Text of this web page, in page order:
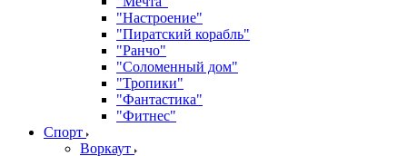
"Настроение"
"Пиратский корабль"
"Ранчо"
"Соломенный дом"
"Тропики"
"Фантастика"
"Фитнес"
Спорт
Воркаут